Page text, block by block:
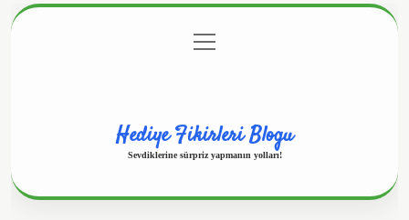
Gizlilik Politikası
menüyü
aç
Hediye Fikirleri Blogu
Sevdiklerine sürpriz yapmanın yolları!